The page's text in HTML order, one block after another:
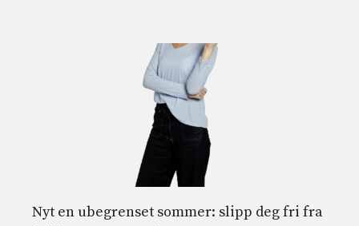
Nyt en ubegrenset sommer: slipp deg fri fra